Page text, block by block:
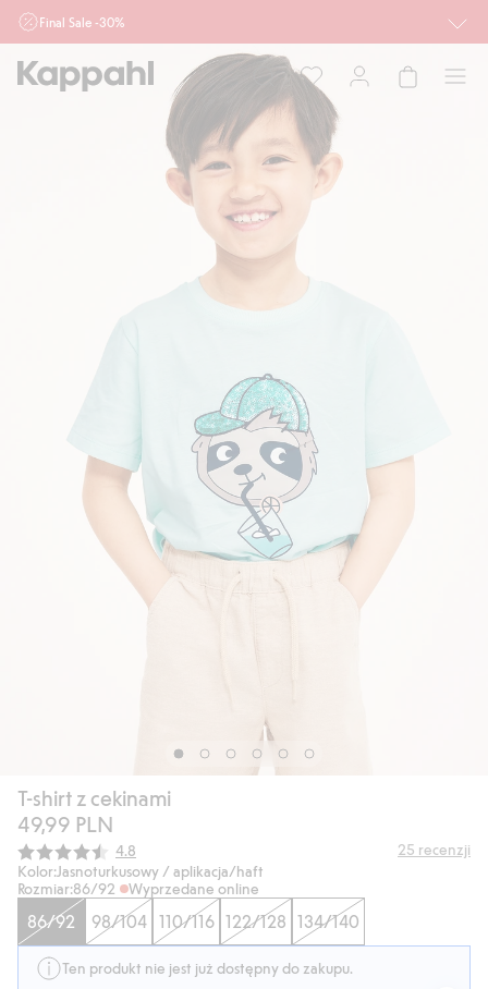
Final Sale -30%
Ważne przy zakupie min. 2 sztuk produktów włączonych w ofertę, również z
działu outlet do 10.8 w sklepach Kappahl i Newbie oraz na kappahl.com. Ofert
nie łączymy
Mężczyzna Dziecko
T-shirt z cekinami
49,99 PLN
Średnia ocena:
4.8 25 recenzji
Kolor:Jasnoturkusowy / aplikacja/haft
Rozmiar:86/92 Wyprzedane online
86/92 98/104 110/116 122/128 134/140
Ten produkt nie jest już dostępny do zakupu.